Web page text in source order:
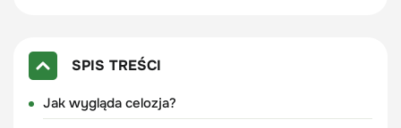
SPIS TREŚCI
Jak wygląda celozja?